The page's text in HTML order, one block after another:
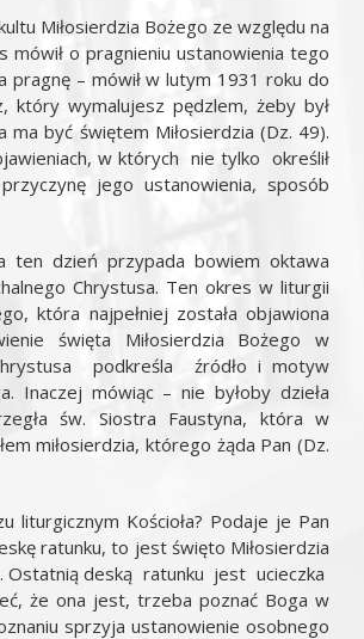
Miłosierdzia Bożego ze względu na
mówił o pragnieniu ustanowienia tego
pragnę – mówił w lutym 1931 roku do
który wymalujesz pędzlem, żeby był
być świętem Miłosierdzia (Dz. 49).
w których nie tylko określił
jego ustanowienia, sposób
ten dzień przypada bowiem oktawa
Chrystusa. Ten okres w liturgii
która najpełniej została objawiona
święta Miłosierdzia Bożego w
podkreśla źródło i motyw
Inaczej mówiąc – nie byłoby dzieła
św. Siostra Faustyna, która w
miłosierdzia, którego żąda Pan (Dz.
liturgicznym Kościoła? Podaje je Pan
ratunku, to jest święto Miłosierdzia
Ostatnią deską ratunku jest ucieczka
że ona jest, trzeba poznać Boga w
sprzyja ustanowienie osobnego